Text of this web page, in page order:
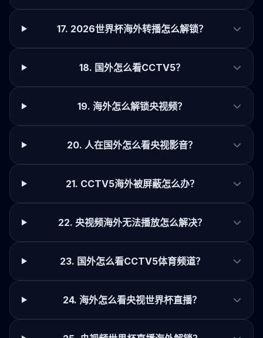
17. 2026世界杯海外转播怎么解锁？
18. 国外怎么看CCTV5？
19. 海外怎么解锁央视频？
20. 人在国外怎么看央视影音？
21. CCTV5海外被屏蔽怎么办？
22. 央视频海外无法播放怎么解决？
23. 国外怎么看CCTV5体育频道？
24. 海外怎么看央视世界杯直播？